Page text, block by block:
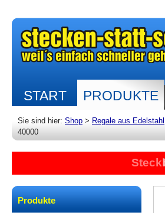
START PRODUKTE
Sie sind hier: Shop > Regale aus Edelstahl
40000
Produkte